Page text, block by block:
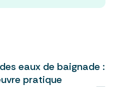
eaux de baignade :
pratique